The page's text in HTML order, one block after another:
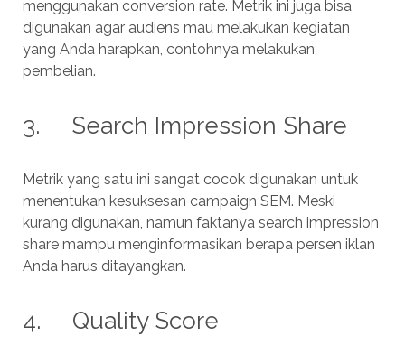
menggunakan conversion rate. Metrik ini juga bisa
digunakan agar audiens mau melakukan kegiatan
yang Anda harapkan, contohnya melakukan
pembelian.
3. Search Impression Share
Metrik yang satu ini sangat cocok digunakan untuk
menentukan kesuksesan campaign SEM. Meski
kurang digunakan, namun faktanya search impression
share mampu menginformasikan berapa persen iklan
Anda harus ditayangkan.
4. Quality Score